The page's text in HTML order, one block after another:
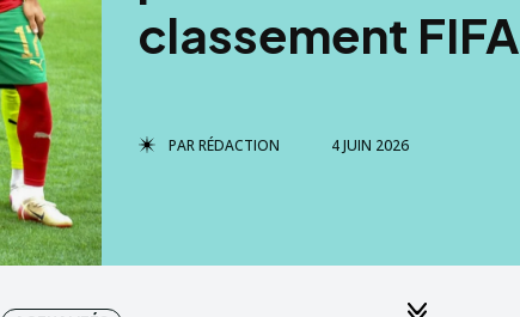
classement FIFA
PARRÉDACTION 4 JUIN 2026